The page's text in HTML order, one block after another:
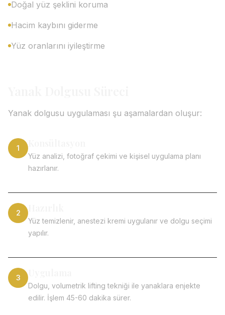
Doğal yüz şeklini koruma
Hacim kaybını giderme
Yüz oranlarını iyileştirme
Yanak dolgusu uygulaması şu aşamalardan oluşur:
1
Yüz analizi, fotoğraf çekimi ve kişisel uygulama planı
hazırlanır.
2
Yüz temizlenir, anestezi kremi uygulanır ve dolgu seçimi
yapılır.
3
Dolgu, volumetrik lifting tekniği ile yanaklara enjekte
edilir. İşlem 45-60 dakika sürer.